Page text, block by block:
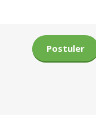
Postuler